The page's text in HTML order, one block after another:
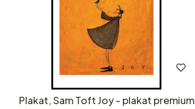
Plakat, Sam Toft Joy - plakat premium